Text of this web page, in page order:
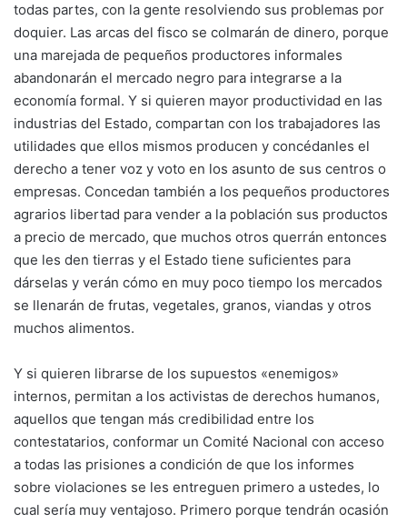
todas partes, con la gente resolviendo sus problemas por
doquier. Las arcas del fisco se colmarán de dinero, porque
una marejada de pequeños productores informales
abandonarán el mercado negro para integrarse a la
economía formal. Y si quieren mayor productividad en las
industrias del Estado, compartan con los trabajadores las
utilidades que ellos mismos producen y concédanles el
derecho a tener voz y voto en los asunto de sus centros o
empresas. Concedan también a los pequeños productores
agrarios libertad para vender a la población sus productos
a precio de mercado, que muchos otros querrán entonces
que les den tierras y el Estado tiene suficientes para
dárselas y verán cómo en muy poco tiempo los mercados
se llenarán de frutas, vegetales, granos, viandas y otros
muchos alimentos.
Y si quieren librarse de los supuestos «enemigos»
internos, permitan a los activistas de derechos humanos,
aquellos que tengan más credibilidad entre los
contestatarios, conformar un Comité Nacional con acceso
a todas las prisiones a condición de que los informes
sobre violaciones se les entreguen primero a ustedes, lo
cual sería muy ventajoso. Primero porque tendrán ocasión